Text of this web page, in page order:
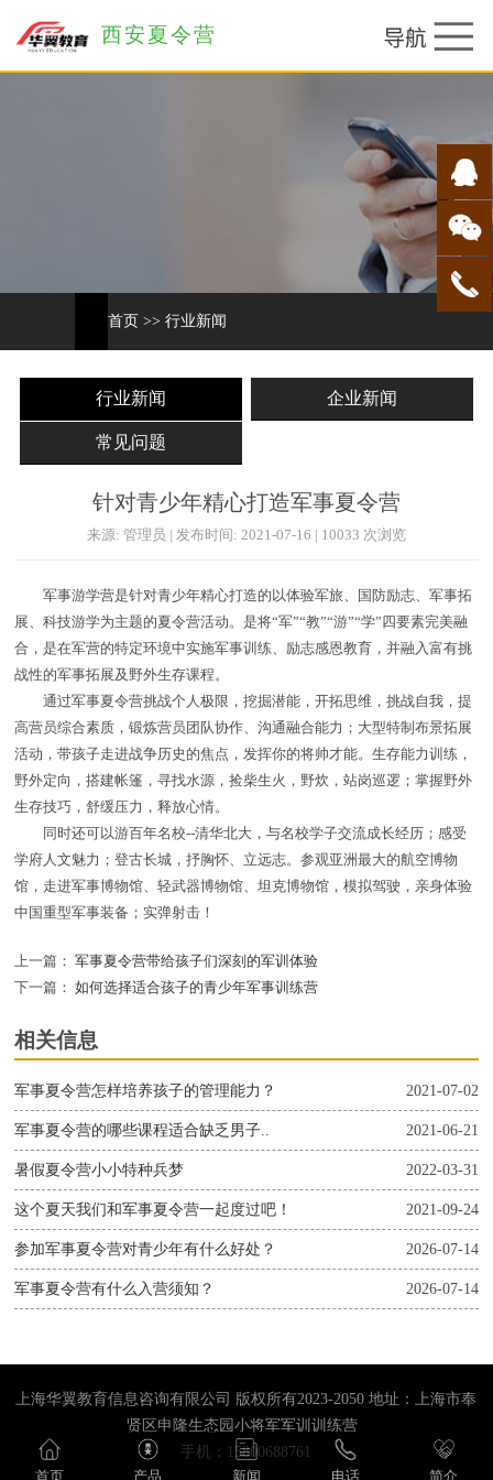
西安夏令营
首页 >> 行业新闻
行业新闻 企业新闻
常见问题
针对青少年精心打造军事夏令营
来源: 管理员 | 发布时间: 2021-07-16 | 10033 次浏览
军事游学营是针对青少年精心打造的以体验军旅、国防励志、军事拓
展、科技游学为主题的夏令营活动。是将“军”“教”“游”“学”四要素完美融
合，是在军营的特定环境中实施军事训练、励志感恩教育，并融入富有挑
战性的军事拓展及野外生存课程。
通过军事夏令营挑战个人极限，挖掘潜能，开拓思维，挑战自我，提
高营员综合素质，锻炼营员团队协作、沟通融合能力；大型特制布景拓展
活动，带孩子走进战争历史的焦点，发挥你的将帅才能。生存能力训练，
野外定向，搭建帐篷，寻找水源，捡柴生火，野炊，站岗巡逻；掌握野外
生存技巧，舒缓压力，释放心情。
同时还可以游百年名校--清华北大，与名校学子交流成长经历；感受
学府人文魅力；登古长城，抒胸怀、立远志。参观亚洲最大的航空博物
馆，走进军事博物馆、轻武器博物馆、坦克博物馆，模拟驾驶，亲身体验
中国重型军事装备；实弹射击！
上一篇： 军事夏令营带给孩子们深刻的军训体验
下一篇： 如何选择适合孩子的青少年军事训练营
相关信息
2021-07-02
军事夏令营怎样培养孩子的管理能力？
2021-06-21
军事夏令营的哪些课程适合缺乏男子..
2022-03-31
暑假夏令营小小特种兵梦
2021-09-24
这个夏天我们和军事夏令营一起度过吧！
2026-07-14
参加军事夏令营对青少年有什么好处？
2026-07-14
军事夏令营有什么入营须知？
上海华翼教育信息咨询有限公司 版权所有2023-2050 地址：上海市奉
贤区申隆生态园小将军军训训练营
手机：15800688761
首页 产品 新闻 电话 简介